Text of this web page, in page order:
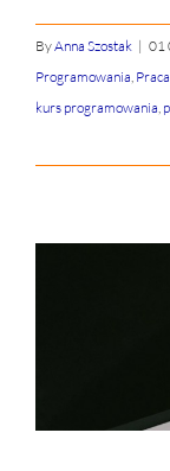
ByAnna Szostak | 01
Programowania
kurs programowania